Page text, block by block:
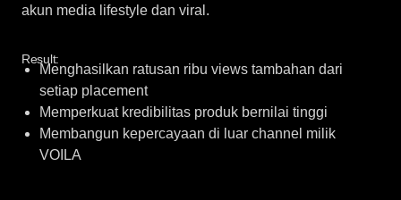
akun media lifestyle dan viral.
Result:
Menghasilkan ratusan ribu views tambahan dari
setiap placement
Memperkuat kredibilitas produk bernilai tinggi
Membangun kepercayaan di luar channel milik
VOILA